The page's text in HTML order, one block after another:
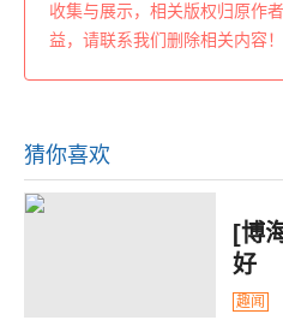
收集与展示，相关版权归原作
益，请联系我们删除相关内容！
猜你喜欢
[博
好
趣闻